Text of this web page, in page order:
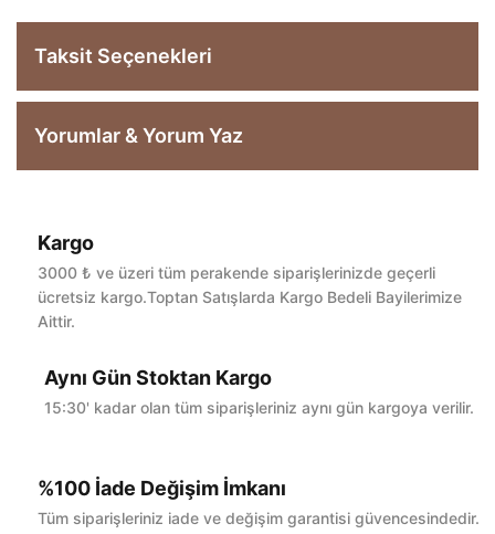
Taksit Seçenekleri
Yorumlar & Yorum Yaz
Bu ürüne ilk yorumu siz yapın!
Kargo
3000 ₺ ve üzeri tüm perakende siparişlerinizde geçerli
ücretsiz kargo.Toptan Satışlarda Kargo Bedeli Bayilerimize
Aittir.
Aynı Gün Stoktan Kargo
15:30' kadar olan tüm siparişleriniz aynı gün kargoya verilir.
%100 İade Değişim İmkanı
Tüm siparişleriniz iade ve değişim garantisi güvencesindedir.